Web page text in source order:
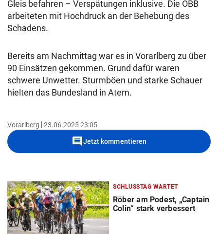
Gleis befahren – Verspätungen inklusive. Die ÖBB
arbeiteten mit Hochdruck an der Behebung des
Schadens.
Bereits am Nachmittag war es in Vorarlberg zu über
90 Einsätzen gekommen. Grund dafür waren
schwere Unwetter. Sturmböen und starke Schauer
hielten das Bundesland in Atem.
Vorarlberg 23.06.2025 23:05
commentJetzt kommentieren
SCHLUSSTAG WARTET
Röber am Podest, „Captain
Colin“ stark verbessert